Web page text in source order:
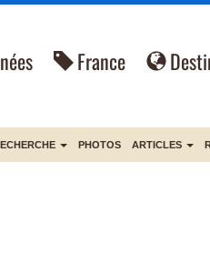
France
PHOTOS ARTICLES